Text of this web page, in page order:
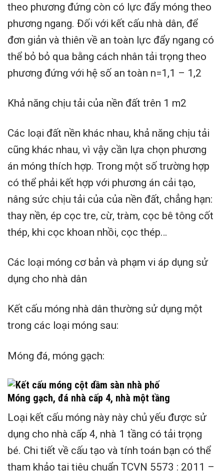
theo phương đứng còn có lực đẩy móng theo
phương ngang. Đối với kết cấu nhà dân, để
đơn giản và thiên về an toàn lực đẩy ngang có
thể bỏ bỏ qua bằng cách nhân tải trọng theo
phương đứng với hệ số an toàn n=1,1 – 1,2
Khả năng chịu tải của nền đất trên 1 m2
Các loại đất nền khác nhau, khả năng chịu tải
cũng khác nhau, vì vậy cần lựa chọn phương
án móng thích hợp. Trong một số trường hợp
có thể phải kết hợp với phương án cải tạo,
nâng sức chịu tải của của nền đất, chẳng hạn:
thay nền, ép cọc tre, cừ, tràm, cọc bê tông cốt
thép, khi cọc khoan nhồi, cọc thép…
Các loại móng cơ bản và phạm vi áp dụng sử
dụng cho nhà dân
Kết cấu móng nhà dân thường sử dụng một
trong các loại móng sau:
Móng đá, móng gạch:
Móng gạch, đá nhà cấp 4, nhà một tầng
Loại kết cấu móng này này chủ yếu được sử
dụng cho nhà cấp 4, nhà 1 tầng có tải trọng
bé. Chi tiết về cấu tạo và tính toán bạn có thể
tham khảo tại tiêu chuẩn TCVN 5573 : 2011 –